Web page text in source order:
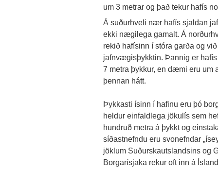
um 3 metrar og það tekur hafís
Á suðurhveli nær hafís sjaldan
ekki nægilega gamalt. Á
rekið hafísinn í stóra garða og
jafnvægisþykktin. Þannig er
7 metra þykkur, en dæmi eru um
þennan hátt.
Þykkasti ísinn í hafinu eru þó
heldur einfaldlega jökulís sem
hundruð metra á þykkt og
síðastnefndu eru svonefndar
jöklum Suðurskautslandsins og
Borgarísjaka rekur oft inn á